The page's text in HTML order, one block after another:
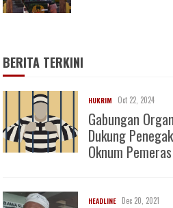
BERITA TERKINI
HUKRIM Oct 22, 2024
Gabungan
Dukung
Oknum
HEADLINE Dec 20, 2021